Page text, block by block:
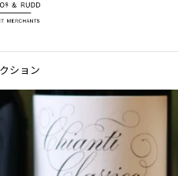
& RUDD
ション